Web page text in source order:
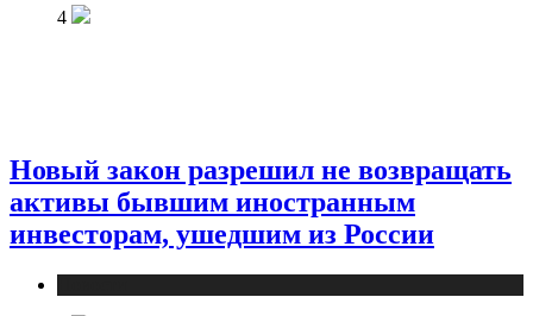
4
Новый закон разрешил не возвращать
активы бывшим иностранным
инвесторам, ушедшим из России